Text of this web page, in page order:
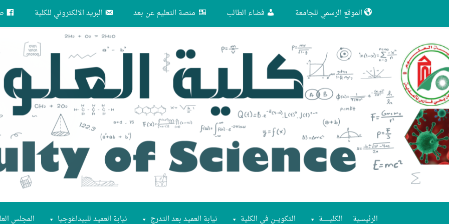
الموقع الرسمي للجامعة فضاء الطالب منصة التعليم عن بعد البريد الالكتروني للكلية
الرئيسية الكليـــــــة التكويــن في الكلية نيابة العميد بعد التدرج نيابة العميد للبيداغوجيا المجلس